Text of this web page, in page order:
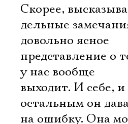
Скорее,
дельные
довольно ясное
представление о
у нас вообще
выходит. И себе, и
остальным он
на ошибку. Она